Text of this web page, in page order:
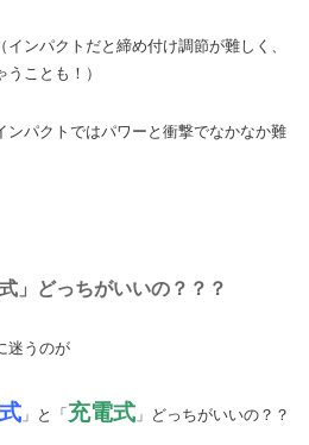
インパクトだと締め付け調節が難しく、
ことも！）
ンパクトではパワーと衝撃でなかなか難
」どっちがいいの？？？
迷うのが
」と「充電式 」どっちがいいの？？